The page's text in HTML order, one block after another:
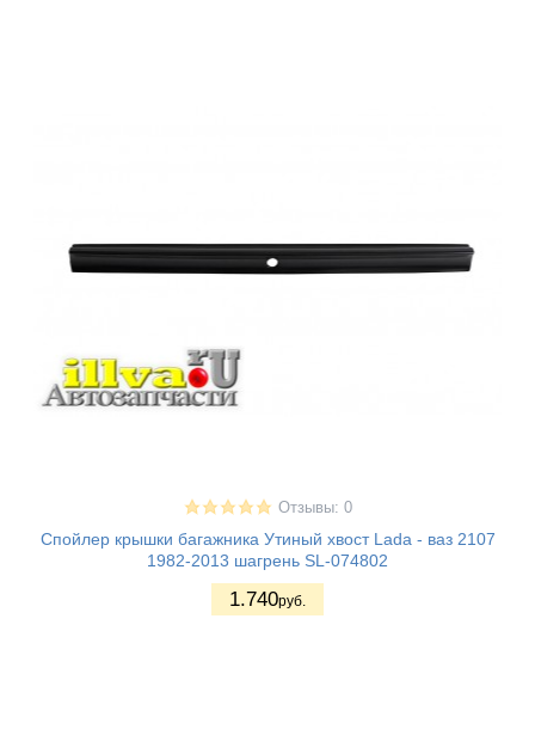
Отзывы: 0
Спойлер крышки багажника Утиный хвост Lada - ваз 2107
1982-2013 шагрень SL-074802
1.740руб.